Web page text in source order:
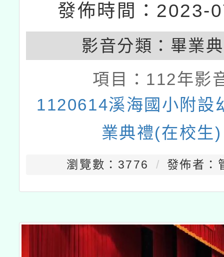
發佈時間：2023-
影音分類： 畢業
項目： 112年影
1120614溪海國小附設
業典禮(在校生)
瀏覽數：3776 發佈者：